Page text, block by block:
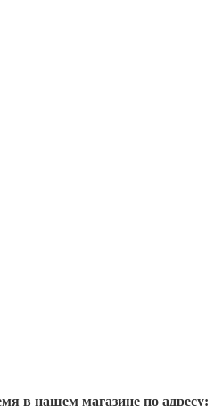
в нашем магазине по адресу: